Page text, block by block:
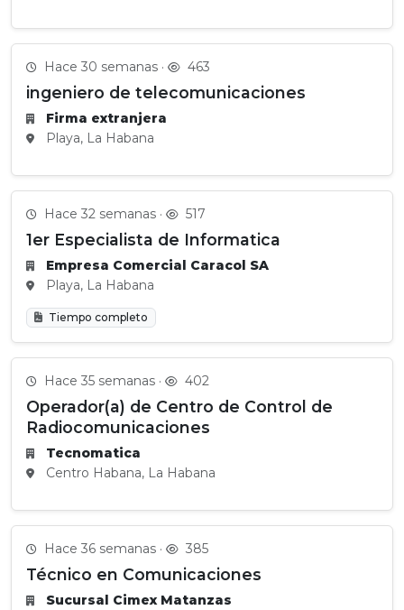
Hace 30 semanas · 463
ingeniero de telecomunicaciones
Firma extranjera
Playa, La Habana
Hace 32 semanas · 517
1er Especialista de Informatica
Empresa Comercial Caracol SA
Playa, La Habana
Tiempo completo
Hace 35 semanas · 402
Operador(a) de Centro de Control de
Radiocomunicaciones
Tecnomatica
Centro Habana, La Habana
Hace 36 semanas · 385
Técnico en Comunicaciones
Sucursal Cimex Matanzas